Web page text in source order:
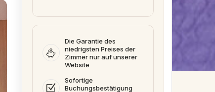
Die Garantie des
niedrigsten Preises der
Zimmer nur auf unserer
Website
Sofortige
Buchungsbestätigung